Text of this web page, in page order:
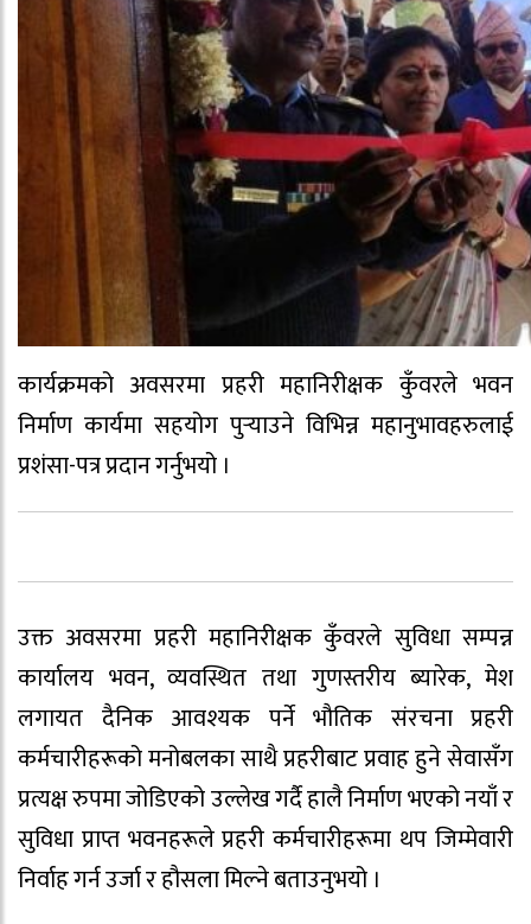
कार्यक्रमको अवसरमा प्रहरी महानिरीक्षक कुँवरले भवन
निर्माण कार्यमा सहयोग पुर्‍याउने विभिन्न महानुभावहरुलाई
प्रशंसा-पत्र प्रदान गर्नुभयो ।
उक्त अवसरमा प्रहरी महानिरीक्षक कुँवरले सुविधा सम्पन्न
कार्यालय भवन, व्यवस्थित तथा गुणस्तरीय ब्यारेक, मेश
लगायत दैनिक आवश्यक पर्ने भौतिक संरचना प्रहरी
कर्मचारीहरूको मनोबलका साथै प्रहरीबाट प्रवाह हुने सेवासँग
प्रत्यक्ष रुपमा जोडिएको उल्लेख गर्दै हालै निर्माण भएको नयाँ र
सुविधा प्राप्त भवनहरूले प्रहरी कर्मचारीहरूमा थप जिम्मेवारी
निर्वाह गर्न उर्जा र हौसला मिल्ने बताउनुभयो ।